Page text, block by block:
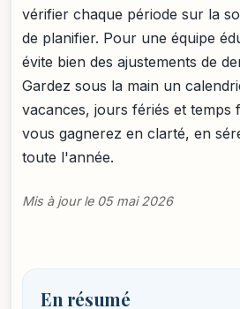
vérifier chaque période sur la
de planifier. Pour une équipe
évite bien des ajustements de
Gardez sous la main un
vacances, jours fériés et temps
vous gagnerez en clarté, en
toute l'année.
Mis à jour le 05 mai 2026
En résumé